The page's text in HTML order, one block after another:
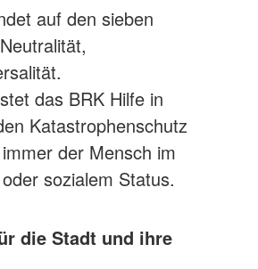
auf den sieben
das BRK Hilfe in
Katastrophenschutz
der Mensch im
sozialem Status.
die Stadt und ihre